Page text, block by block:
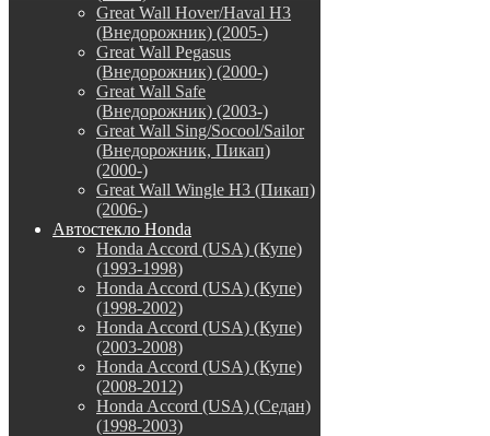
Great Wall Hover/Haval H3
(Внедорожник) (2005-)
Great Wall Pegasus
(Внедорожник) (2000-)
Great Wall Safe
(Внедорожник) (2003-)
Great Wall Sing/Socool/Sailor
(Внедорожник, Пикап)
(2000-)
Great Wall Wingle H3 (Пикап)
(2006-)
Автостекло Honda
Honda Accord (USA) (Купе)
(1993-1998)
Honda Accord (USA) (Купе)
(1998-2002)
Honda Accord (USA) (Купе)
(2003-2008)
Honda Accord (USA) (Купе)
(2008-2012)
Honda Accord (USA) (Седан)
(1998-2003)